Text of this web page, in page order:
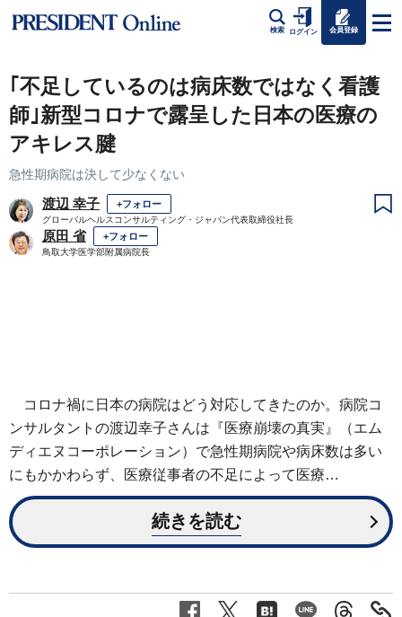
検索 ログイン 会員登録
｢不足しているのは病床数ではなく看護
師｣新型コロナで露呈した日本の医療の
アキレス腱
急性期病院は決して少なくない
渡辺 幸子 +フォロー
グローバルヘルスコンサルティング・ジャパン代表取締役社長
原田 省 +フォロー
鳥取大学医学部附属病院長
コロナ禍に日本の病院はどう対応してきたのか。病院コ
ンサルタントの渡辺幸子さんは『医療崩壊の真実』（エム
ディエヌコーポレーション）で急性期病院や病床数は多い
にもかかわらず、医療従事者の不足によって医療…
続きを読む